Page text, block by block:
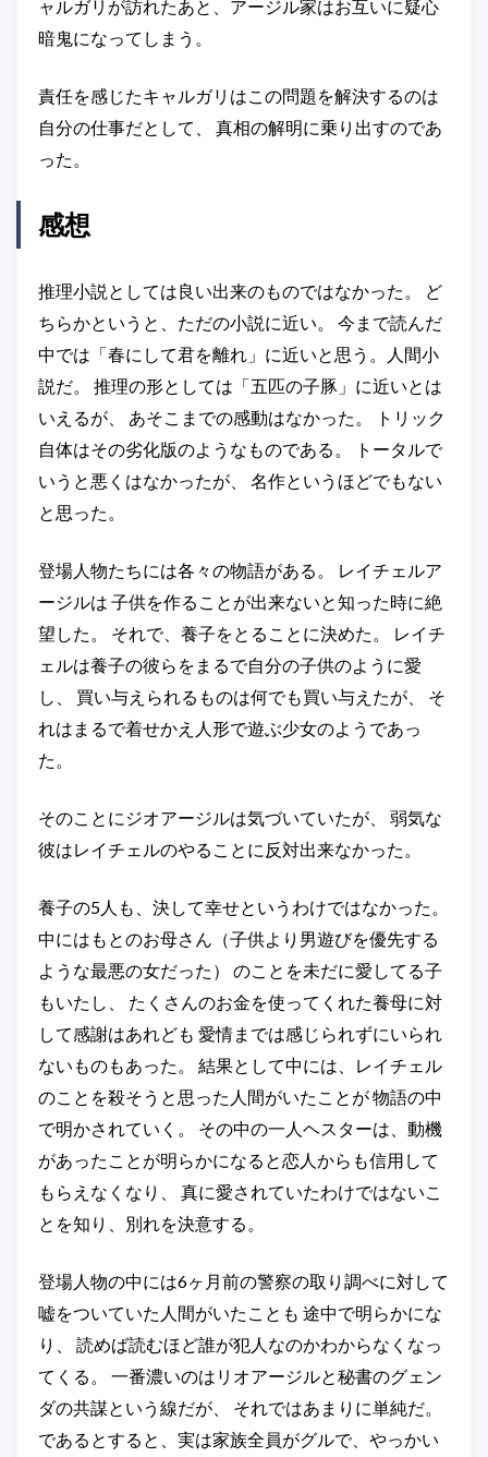
ャルガリが訪れたあと、アージル家はお互いに疑心
暗鬼になってしまう。
責任を感じたキャルガリはこの問題を解決するのは
自分の仕事だとして、 真相の解明に乗り出すのであ
った。
感想
推理小説としては良い出来のものではなかった。 ど
ちらかというと、ただの小説に近い。 今まで読んだ
中では「春にして君を離れ」に近いと思う。人間小
説だ。 推理の形としては「五匹の子豚」に近いとは
いえるが、 あそこまでの感動はなかった。 トリック
自体はその劣化版のようなものである。 トータルで
いうと悪くはなかったが、 名作というほどでもない
と思った。
登場人物たちには各々の物語がある。 レイチェルア
ージルは 子供を作ることが出来ないと知った時に絶
望した。 それで、養子をとることに決めた。 レイチ
ェルは養子の彼らをまるで自分の子供のように愛
し、 買い与えられるものは何でも買い与えたが、 そ
れはまるで着せかえ人形で遊ぶ少女のようであっ
た。
そのことにジオアージルは気づいていたが、 弱気な
彼はレイチェルのやることに反対出来なかった。
養子の5人も、決して幸せというわけではなかった。
中にはもとのお母さん（子供より男遊びを優先する
ような最悪の女だった） のことを未だに愛してる子
もいたし、 たくさんのお金を使ってくれた養母に対
して感謝はあれども 愛情までは感じられずにいられ
ないものもあった。 結果として中には、レイチェル
のことを殺そうと思った人間がいたことが 物語の中
で明かされていく。 その中の一人ヘスターは、動機
があったことが明らかになると恋人からも信用して
もらえなくなり、 真に愛されていたわけではないこ
とを知り、別れを決意する。
登場人物の中には6ヶ月前の警察の取り調べに対して
嘘をついていた人間がいたことも 途中で明らかにな
り、 読めば読むほど誰が犯人なのかわからなくなっ
てくる。 一番濃いのはリオアージルと秘書のグェン
ダの共謀という線だが、 それではあまりに単純だ。
であるとすると、実は家族全員がグルで、やっかい